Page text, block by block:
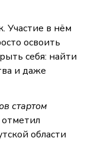
Участие в нём
освоить
себя: найти
и даже
стартом
отметил
области